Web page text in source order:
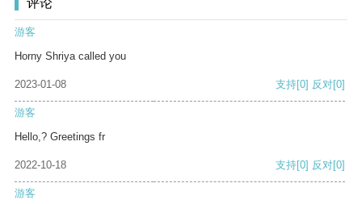
评论
游客
Horny Shriya called you
2023-01-08 支持[0] 反对[0]
游客
Hello,? Greetings fr
2022-10-18 支持[0] 反对[0]
游客